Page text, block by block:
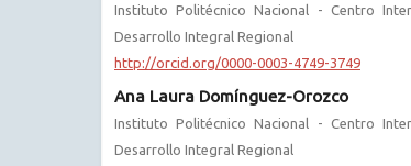
Instituto Politécnico Nacional - Centro
Desarrollo Integral Regional
http://orcid.org/0000-0003-4749-3749
Ana Laura Domínguez-Orozco
Instituto Politécnico Nacional - Centro
Desarrollo Integral Regional